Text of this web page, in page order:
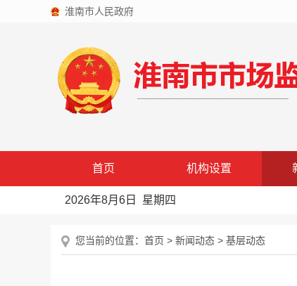
淮南市人民政府
首页 机构设置
2026年8月6日 星期四
您当前的位置： 首页 > 新闻动态 > 基层动态